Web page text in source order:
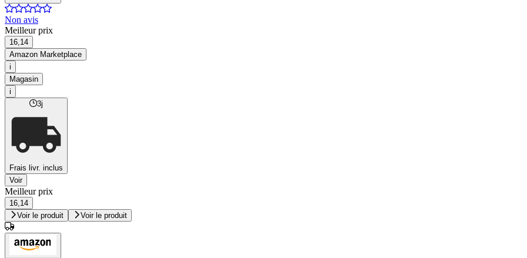
Non avis
Meilleur prix
16,14
Amazon Marketplace
i
Magasin
i
3j
Frais livr. inclus
Voir
Meilleur prix
16,14
Voir le produit
Voir le produit